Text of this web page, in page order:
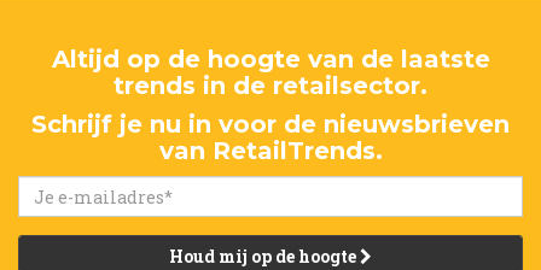
Altijd op de hoogte van de laatste
trends in de retailsector.
Schrijf je nu in voor de nieuwsbrieven
van RetailTrends.
Houd mij op de hoogte